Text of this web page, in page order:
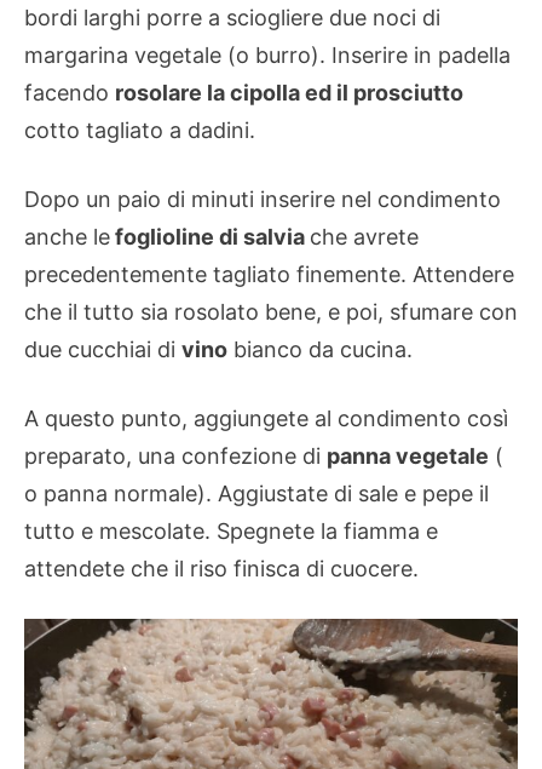
bordi larghi porre a sciogliere due noci di
margarina vegetale (o burro). Inserire in padella
facendo rosolare la cipolla ed il prosciutto
cotto tagliato a dadini.
Dopo un paio di minuti inserire nel condimento
anche lefoglioline di salvia che avrete
precedentemente tagliato finemente. Attendere
che il tutto sia rosolato bene, e poi, sfumare con
due cucchiai di vino bianco da cucina.
A questo punto, aggiungete al condimento così
preparato, una confezione di panna vegetale (
o panna normale). Aggiustate di sale e pepe il
tutto e mescolate. Spegnete la fiamma e
attendete che il riso finisca di cuocere.